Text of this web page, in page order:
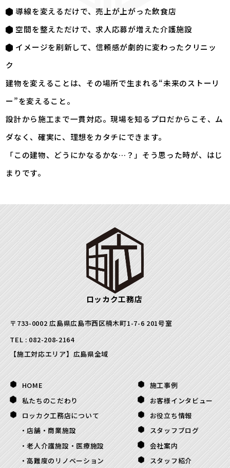
導線を変えるだけで、売上が上がった飲食店
空間を整えただけで、求人応募が増えた介護施設
イメージを刷新して、信頼感が劇的に変わったクリニッ
ク
建物を変えることは、その場所で生まれる“未来のストーリ
ー”を変えること。
設計から施工まで一貫対応。現場を知るプロだからこそ、ム
ダなく、確実に、理想をカタチにできます。
「この建物、どうにかなるかな…？」そう思った時が、はじ
まりです。
ロッカク工務店
〒733-0002 広島県広島市西区楠木町1-7-6 201号室
TEL : 082-208-2164
【施工対応エリア】広島県全域
HOME
私たちのこだわり
ロッカク工務店について
店舗・商業施設
老人介護施設・医療施設
高難度のリノベーション
施工事例
お客様インタビュー
お役立ち情報
スタッフブログ
会社案内
スタッフ紹介